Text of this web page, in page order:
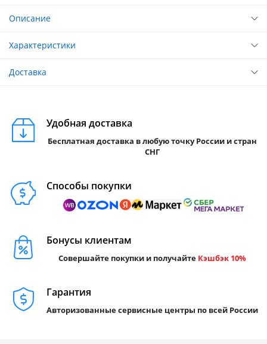
Описание
Характеристики
Доставка
Удобная доставка
Бесплатная доставка в любую точку России и стран
СНГ
Способы покупки
Бонусы клиентам
Совершайте покупки и получайте Кэшбэк 10%
Гарантия
Авторизованные сервисные центры по всей России